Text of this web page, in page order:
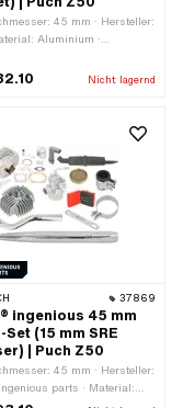
45 mm · Hersteller:
Aluminium ·
TuningNicht lagernd
37869
ingenious 45 mm
(15 mm SRE
| Puch Z50
45 mm · Hersteller:
parts · Material:
· Hubraum: 70 ccm · Ø